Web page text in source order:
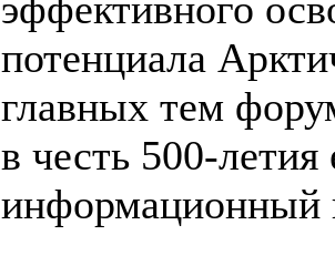
потенциала
главных тем
в честь 500-